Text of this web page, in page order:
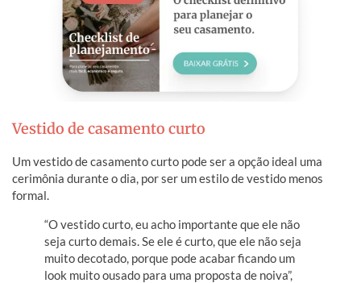
Vestido de casamento curto
Um vestido de casamento curto pode ser a opção ideal uma
cerimônia durante o dia, por ser um estilo de vestido menos
formal.
“O vestido curto, eu acho importante que ele não
seja curto demais. Se ele é curto, que ele não seja
muito decotado, porque pode acabar ficando um
look muito ousado para uma proposta de noiva”,